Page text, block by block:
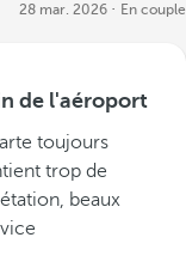
28 mar. 2026 En couple
de l'aéroport
toujours
trop de